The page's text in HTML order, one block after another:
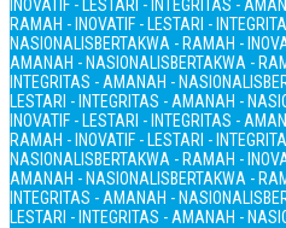
INOVATIF - LESTARI - INTEGRITAS -
RAMAH - INOVATIF - LESTARI -
NASIONALISBERTAKWA - RAMAH -
AMANAH - NASIONALISBERTAKWA -
INTEGRITAS - AMANAH - NASIONALIS
LESTARI - INTEGRITAS - AMANAH -
INOVATIF - LESTARI - INTEGRITAS -
RAMAH - INOVATIF - LESTARI -
NASIONALISBERTAKWA - RAMAH -
AMANAH - NASIONALISBERTAKWA -
INTEGRITAS - AMANAH - NASIONALIS
LESTARI - INTEGRITAS - AMANAH -